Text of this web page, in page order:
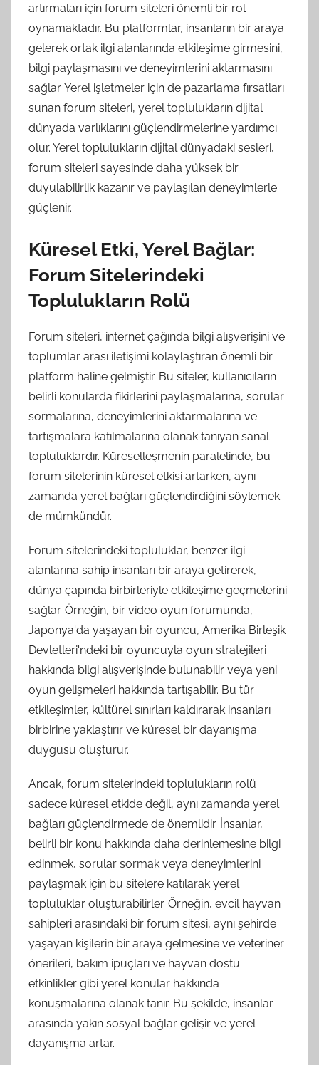
artırmaları için forum siteleri önemli bir rol
oynamaktadır. Bu platformlar, insanların bir araya
gelerek ortak ilgi alanlarında etkileşime girmesini,
bilgi paylaşmasını ve deneyimlerini aktarmasını
sağlar. Yerel işletmeler için de pazarlama fırsatları
sunan forum siteleri, yerel toplulukların dijital
dünyada varlıklarını güçlendirmelerine yardımcı
olur. Yerel toplulukların dijital dünyadaki sesleri,
forum siteleri sayesinde daha yüksek bir
duyulabilirlik kazanır ve paylaşılan deneyimlerle
güçlenir.
Küresel Etki, Yerel Bağlar:
Forum Sitelerindeki
Toplulukların Rolü
Forum siteleri, internet çağında bilgi alışverişini ve
toplumlar arası iletişimi kolaylaştıran önemli bir
platform haline gelmiştir. Bu siteler, kullanıcıların
belirli konularda fikirlerini paylaşmalarına, sorular
sormalarına, deneyimlerini aktarmalarına ve
tartışmalara katılmalarına olanak tanıyan sanal
topluluklardır. Küreselleşmenin paralelinde, bu
forum sitelerinin küresel etkisi artarken, aynı
zamanda yerel bağları güçlendirdiğini söylemek
de mümkündür.
Forum sitelerindeki topluluklar, benzer ilgi
alanlarına sahip insanları bir araya getirerek,
dünya çapında birbirleriyle etkileşime geçmelerini
sağlar. Örneğin, bir video oyun forumunda,
Japonya'da yaşayan bir oyuncu, Amerika Birleşik
Devletleri'ndeki bir oyuncuyla oyun stratejileri
hakkında bilgi alışverişinde bulunabilir veya yeni
oyun gelişmeleri hakkında tartışabilir. Bu tür
etkileşimler, kültürel sınırları kaldırarak insanları
birbirine yaklaştırır ve küresel bir dayanışma
duygusu oluşturur.
Ancak, forum sitelerindeki toplulukların rolü
sadece küresel etkide değil, aynı zamanda yerel
bağları güçlendirmede de önemlidir. İnsanlar,
belirli bir konu hakkında daha derinlemesine bilgi
edinmek, sorular sormak veya deneyimlerini
paylaşmak için bu sitelere katılarak yerel
topluluklar oluşturabilirler. Örneğin, evcil hayvan
sahipleri arasındaki bir forum sitesi, aynı şehirde
yaşayan kişilerin bir araya gelmesine ve veteriner
önerileri, bakım ipuçları ve hayvan dostu
etkinlikler gibi yerel konular hakkında
konuşmalarına olanak tanır. Bu şekilde, insanlar
arasında yakın sosyal bağlar gelişir ve yerel
dayanışma artar.